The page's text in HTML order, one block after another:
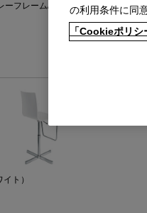
フレーム/メッシュAブラック）
ト）
の利用条件に同
「Cookieポリ